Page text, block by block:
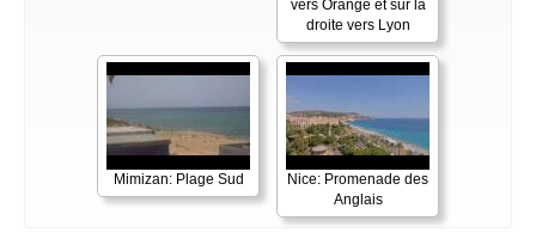
vers Orange et sur la
droite vers Lyon
Mimizan: Plage Sud
Nice: Promenade des
Anglais